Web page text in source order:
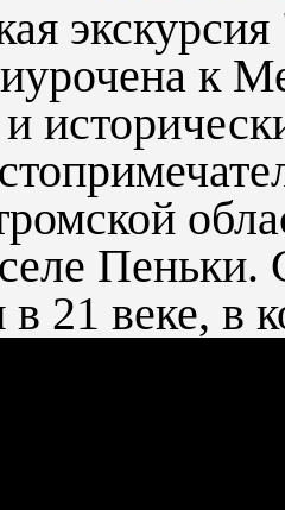
к
Пеньки.
в 21 веке, в